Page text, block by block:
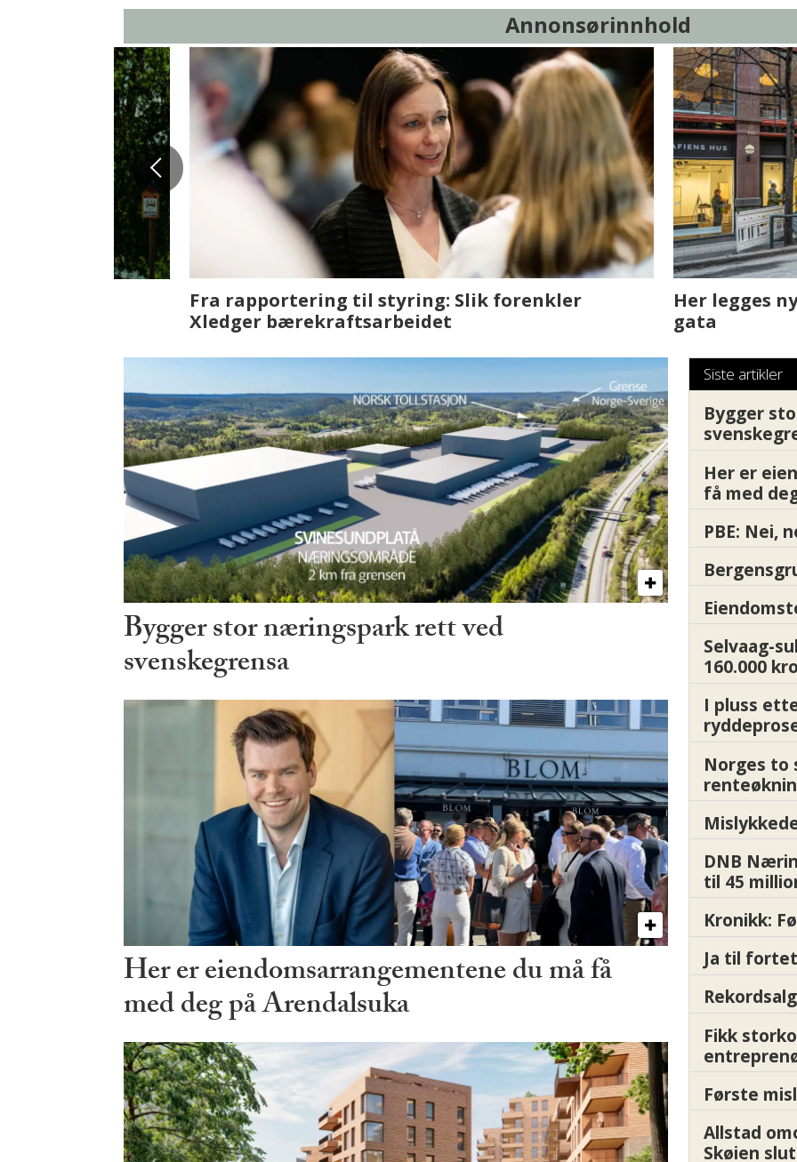
Annonsørinnhold
Fenistra endrer eiendomsbransjen med AI. Slik
ser vi på fremtiden
Det er i Drammen
Bygger stor næringspark rett ved
svenskegrensa
Her er eiendomsarrangementene du må få
med deg på Arendalsuka
Siste artikler
Bygger
Her er
få med
PBE: Nei,
Selvaag-
160.000
I pluss
Norges to
DNB
til 45
Kronikk:
Ja til
Fikk
Første
Allstad
Skøien